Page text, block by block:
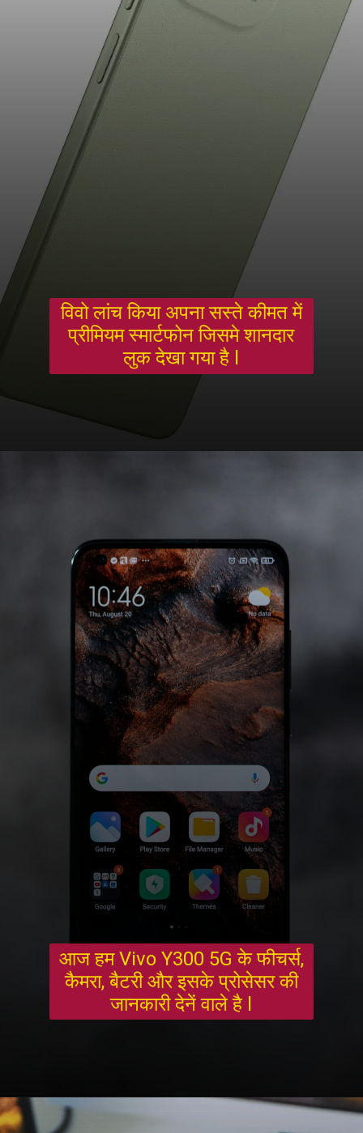
विवो लांच किया अपना सस्ते कीमत में
प्रीमियम स्मार्टफोन जिसमे शानदार
लुक देखा गया है l
आज हम Vivo Y300 5G के फीचर्स,
कैमरा, बैटरी और इसके प्रोसेसर की
जानकारी देनें वाले है l